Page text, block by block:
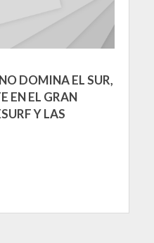
DOMINA EL SUR,
EN EL GRAN
Y LAS